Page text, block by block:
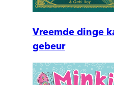
Vreemde dinge
gebeur